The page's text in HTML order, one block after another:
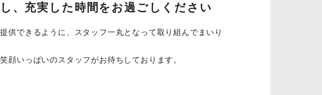
、充実した時間をお過ごしください
供できるように、スタッフ一丸となって取り組んでまいり
顔いっぱいのスタッフがお待ちしております。